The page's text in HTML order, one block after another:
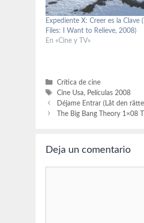
Expediente X: Creer es la Clave
Files: I Want to Relieve, 2008)
En «Cine y TV»
Categorías
Crítica de cine
Etiquetas
Cine Usa, Películas 2008
Déjame Entrar (Låt den
The Big Bang Theory 1×08
Deja un comentario